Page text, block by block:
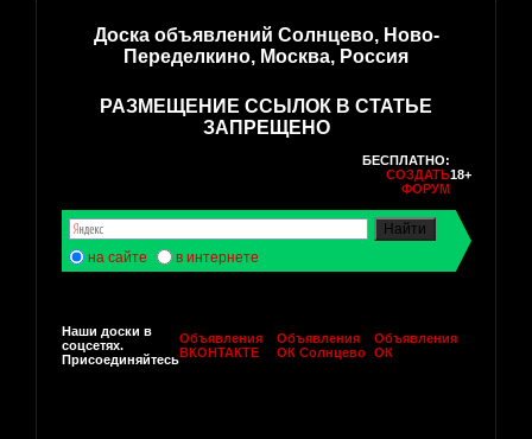
Доска объявлений Солнцево, Ново-
Переделкино, Москва, Россия
РАЗМЕЩЕНИЕ ССЫЛОК В СТАТЬЕ
ЗАПРЕЩЕНО
БЕСПЛАТНО:
СОЗДАТЬ
ФОРУМ
18+
на сайте в интернете
Наши доски в
соцсетях.
Присоединяйтесь
Объявления
ВКОНТАКТЕ
Объявления
ОК Солнцево
Объявления
ОК